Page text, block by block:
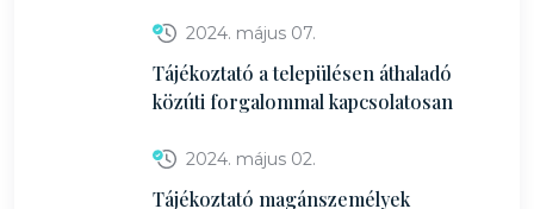
2024. május 07.
Tájékoztató a településen áthaladó
közúti forgalommal kapcsolatosan
2024. május 02.
Tájékoztató magánszemélyek